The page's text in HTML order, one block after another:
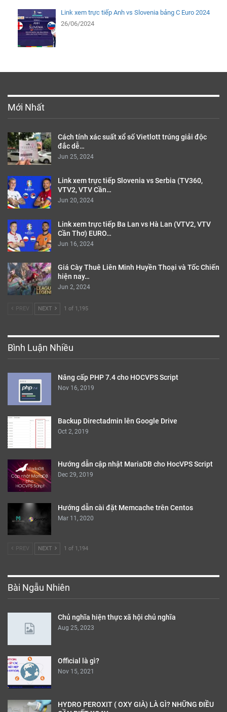
Link xem trực tiếp Anh vs Slovenia bảng C Euro 2024
26/06/2024
Mới Nhất
Cách tính xác suất xổ số Vietlott trúng giải độc
đắc dễ…
Jun 25, 2024
Link xem trực tiếp Slovenia vs Serbia (TV360,
VTV2, VTV Cần…
Jun 20, 2024
Link xem trực tiếp Ba Lan vs Hà Lan (VTV2, VTV
Cần Thơ) EURO…
Jun 16, 2024
Giá Cày Thuê Liên Minh Huyền Thoại và Tốc Chiến
hiện nay…
Jun 2, 2024
PREV NEXT 1 of 1,195
Bình Luận Nhiều
Nâng cấp PHP 7.4 cho HOCVPS Script
Nov 16, 2019
Backup Directadmin lên Google Drive
Oct 2, 2019
Hướng dẫn cập nhật MariaDB cho HocVPS Script
Dec 29, 2019
Hướng dẫn cài đặt Memcache trên Centos
Mar 11, 2020
PREV NEXT 1 of 1,194
Bài Ngẫu Nhiên
Chủ nghĩa hiện thực xã hội chủ nghĩa
Aug 25, 2023
Official là gì?
Nov 15, 2021
HYDRO PEROXIT ( OXY GIÀ) LÀ GÌ? NHỮNG ĐIỀU